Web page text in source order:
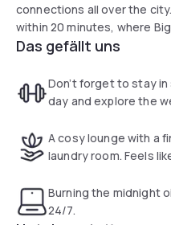
connections all over the
within 20 minutes, where
explored. Albert
events or concerts on the
The open spaces of Hyde
History Museum are 15
Das gefällt uns
Don’t forget to stay
day and explore the
A cosy lounge with a
laundry room. Feels
Burning the midnight
24/7.